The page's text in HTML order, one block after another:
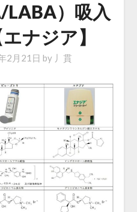
LABA）吸入
ナジア】
2月21日 by 丿貫